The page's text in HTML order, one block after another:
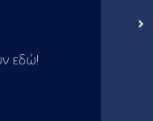
εδώ!